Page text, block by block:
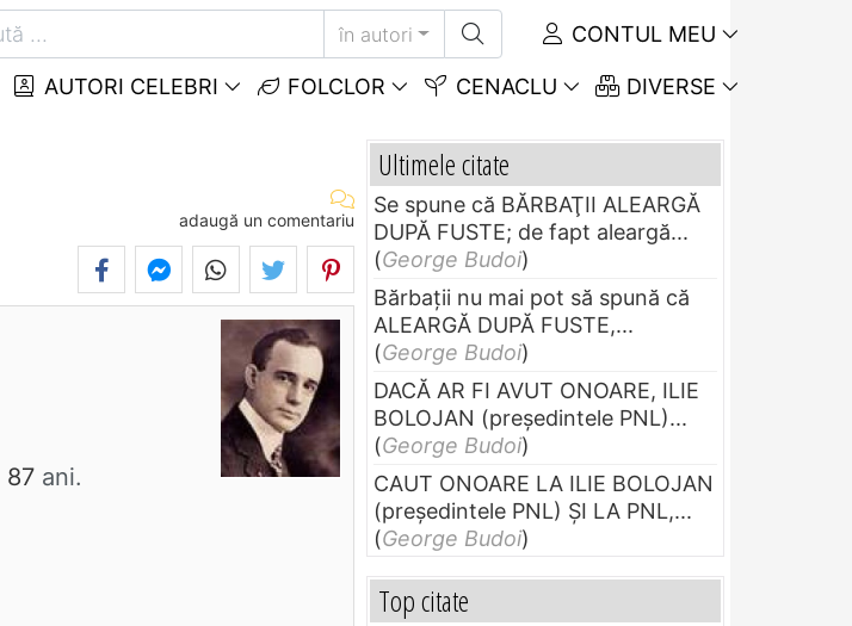
în autori CONTUL MEU
AUTORI CELEBRI FOLCLOR CENACLU DIVERSE
adaugă un comentariu
87 ani.
Ultimele citate
Se spune că BĂRBAŢII ALEARGĂ
DUPĂ FUSTE; de fapt aleargă...
(George Budoi)
Bărbaţii nu mai pot să spună că
ALEARGĂ DUPĂ FUSTE,...
(George Budoi)
DACĂ AR FI AVUT ONOARE, ILIE
BOLOJAN (preşedintele PNL)...
(George Budoi)
CAUT ONOARE LA ILIE BOLOJAN
(preşedintele PNL) ŞI LA PNL,...
(George Budoi)
Top citate